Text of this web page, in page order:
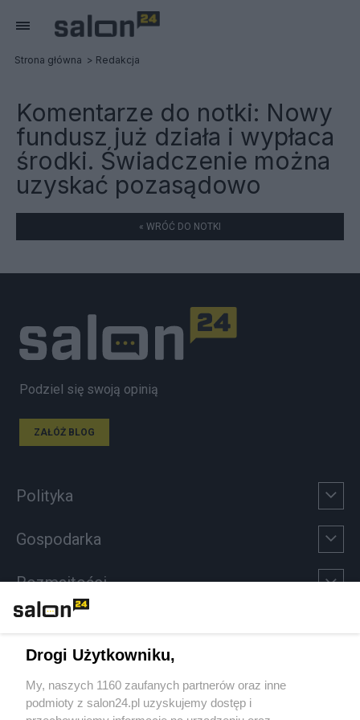
Strona główna Redakcja
Komentarze do notki: Nowy
fundusz już działa i wypłaca
środki. Świadczenie można
uzyskać pozasądowo
« WRÓĆ DO NOTKI
Podziel się swoją opinią
ZAŁÓŻ BLOG
Polityka
Gospodarka
Rozmaitości
Sport
Społeczeństwo
Drogi Użytkowniku,
My, naszych 1160 zaufanych partnerów oraz inne
podmioty z salon24.pl uzyskujemy dostęp i